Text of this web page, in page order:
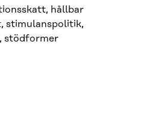
hållbar
stimulanspolitik,
stödformer